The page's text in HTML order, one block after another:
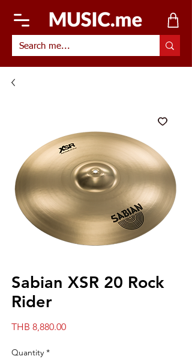
Sabian XSR 20 Rock
Rider
THB 8,880.00Price
Quantity *